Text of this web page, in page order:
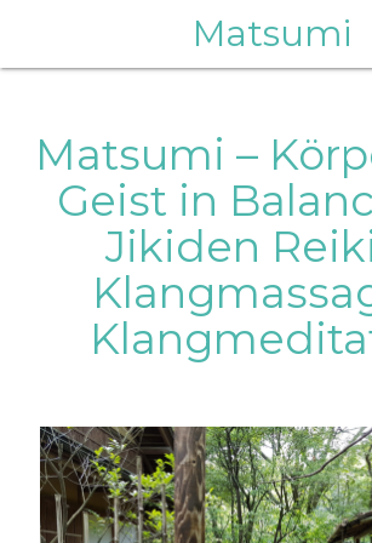
Matsumi
Matsumi –
Geist in
Jikiden